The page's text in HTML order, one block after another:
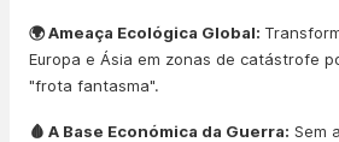
🌍 Ameaça Ecológica Global:
Europa e Ásia em zonas de catástrofe
"frota fantasma".
🩸 A Base Económica da Guerra: Sem